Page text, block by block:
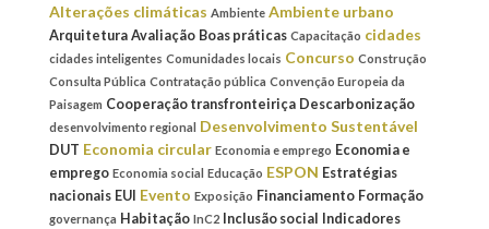
Alterações climáticas Ambiente Ambiente urbano
Arquitetura Avaliação Boas práticas Capacitação cidades
cidades inteligentes Comunidades locais Concurso Construção
Consulta Pública Contratação pública Convenção Europeia da
Paisagem Cooperação transfronteiriça Descarbonização
desenvolvimento regional Desenvolvimento Sustentável
DUT Economia circular Economia e emprego Economia e
emprego Economia social Educação ESPON Estratégias
nacionais EUI Evento Exposição Financiamento Formação
governança Habitação InC2 Inclusão social
Indicadores